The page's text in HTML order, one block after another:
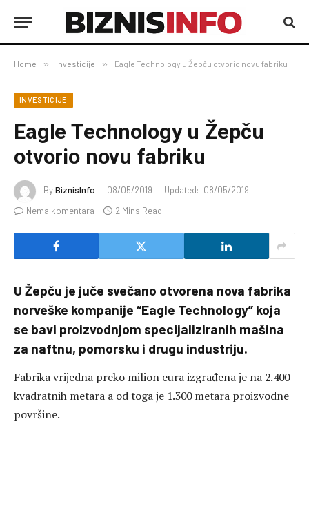
Home » Investicije » Eagle Technology u Žepču otvorio novu fabriku
INVESTICIJE
Eagle Technology u Žepču
otvorio novu fabriku
ByBiznisInfo 08/05/2019 Updated: 08/05/2019
Nema komentara
2 Mins Read
U Žepču je juče svečano otvorena nova fabrika
norveške kompanije “Eagle Technology” koja
se bavi proizvodnjom specijaliziranih mašina
za naftnu, pomorsku i drugu industriju.
Fabrika vrijedna preko milion eura izgrađena je na 2.400
kvadratnih metara a od toga je 1.300 metara proizvodne
površine.